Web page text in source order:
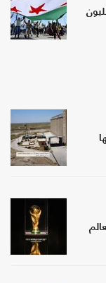
يوافق على منحة بقيمة 100 مليون